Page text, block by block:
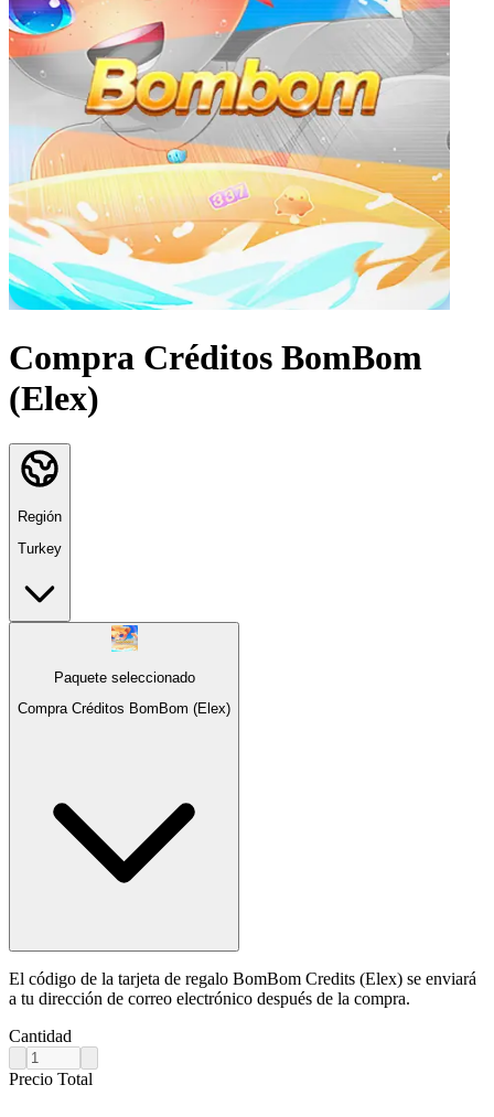
Compra Créditos BomBom
(Elex)
Región
Turkey
Paquete seleccionado
Compra Créditos BomBom (Elex)
El código de la tarjeta de regalo BomBom Credits (Elex) se enviará
a tu dirección de correo electrónico después de la compra.
Cantidad
Precio Total